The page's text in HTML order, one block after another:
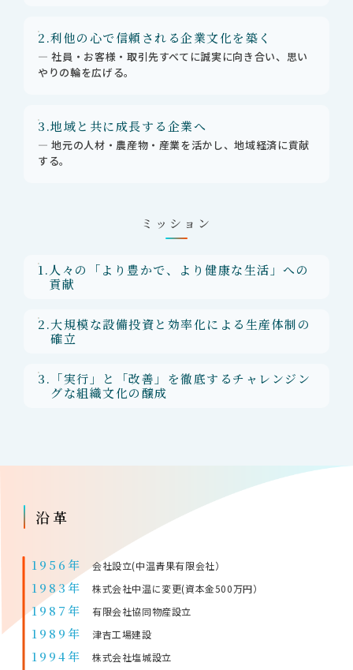
2.利他の心で信頼される企業文化を築く
― 社員・お客様・取引先すべてに誠実に向き合い、思い
やりの輪を広げる。
3.地域と共に成長する企業へ
― 地元の人材・農産物・産業を活かし、地域経済に貢献
する。
ミッション
1.人々の「より豊かで、より健康な生活」への
貢献
2.大規模な設備投資と効率化による生産体制の
確立
3. 「実行」と「改善」を徹底するチャレンジン
グな組織文化の醸成
沿⾰
1956年 会社設立(中温青果有限会社）
1983年 株式会社中温に変更(資本金500万円）
1987年 有限会社協同物産設立
1989年 津吉工場建設
1994年 株式会社塩城設立